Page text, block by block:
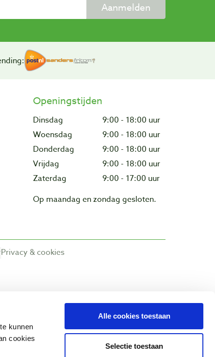
kunnen
cookies
Alle cookies toestaan
Selectie toestaan
Aanmelden
Openingstijden
Dinsdag
9:00 - 18:00 uur
Woensdag
9:00 - 18:00 uur
Donderdag
9:00 - 18:00 uur
Vrijdag
9:00 - 18:00 uur
Zaterdag
9:00 - 17:00 uur
Op maandag en zondag gesloten.
Privacy & cookies